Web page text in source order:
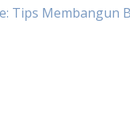
Tips Membangun